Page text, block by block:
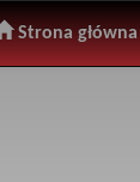
Strona główna